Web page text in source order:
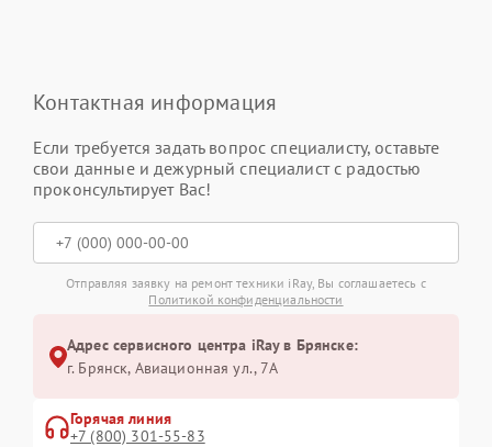
Контактная информация
Если требуется задать вопрос специалисту, оставьте
свои данные и дежурный специалист с радостью
проконсультирует Вас!
Отправляя заявку на ремонт техники iRay, Вы соглашаетесь с
Политикой конфиденциальности
Адрес сервисного центра iRay в Брянске:
г. Брянск, Авиационная ул., 7А
Горячая линия
+7 (800) 301-55-83